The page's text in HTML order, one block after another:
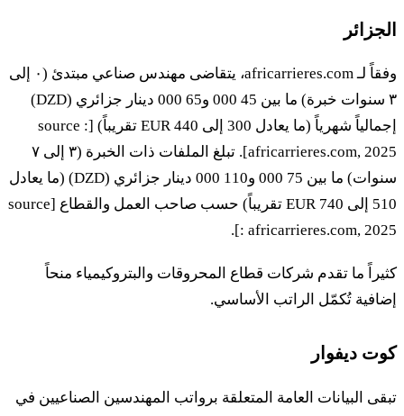
الجزائر
وفقاً لـ africarrieres.com، يتقاضى مهندس صناعي مبتدئ (٠ إلى
٣ سنوات خبرة) ما بين 45 000 و65 000 دينار جزائري (DZD)
إجمالياً شهرياً (ما يعادل 300 إلى 440 EUR تقريباً) [source :
africarrieres.com, 2025]. تبلغ الملفات ذات الخبرة (٣ إلى ٧
سنوات) ما بين 75 000 و110 000 دينار جزائري (DZD) (ما يعادل
510 إلى 740 EUR تقريباً) حسب صاحب العمل والقطاع [source
: africarrieres.com, 2025].
كثيراً ما تقدم شركات قطاع المحروقات والبتروكيمياء منحاً
إضافية تُكمّل الراتب الأساسي.
كوت ديفوار
تبقى البيانات العامة المتعلقة برواتب المهندسين الصناعيين في